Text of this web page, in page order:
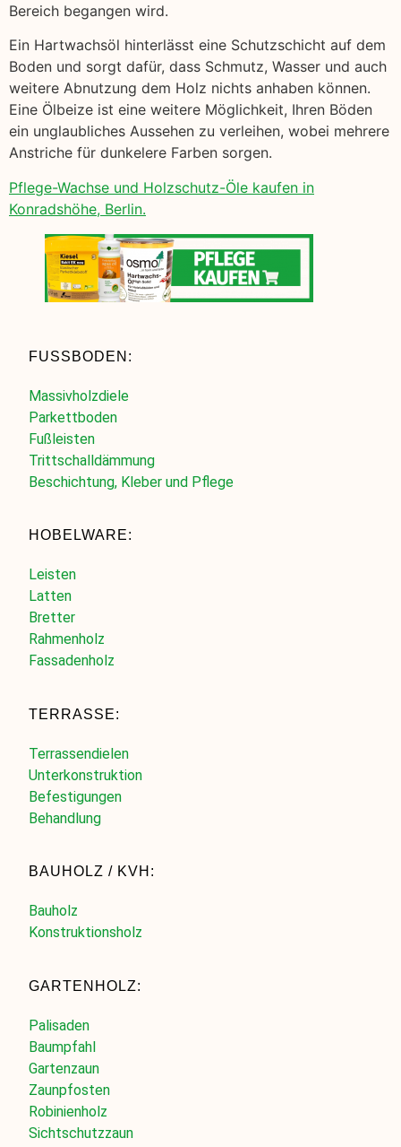
Bereich begangen wird.
Ein Hartwachsöl hinterlässt eine Schutzschicht auf dem
Boden und sorgt dafür, dass Schmutz, Wasser und auch
weitere Abnutzung dem Holz nichts anhaben können.
Eine Ölbeize ist eine weitere Möglichkeit, Ihren Böden
ein unglaubliches Aussehen zu verleihen, wobei mehrere
Anstriche für dunkelere Farben sorgen.
Pflege-Wachse und Holzschutz-Öle kaufen in
Konradshöhe, Berlin.
FUSSBODEN:
Massivholzdiele
Parkettboden
Fußleisten
Trittschalldämmung
Beschichtung, Kleber und Pflege
HOBELWARE:
Leisten
Latten
Bretter
Rahmenholz
Fassadenholz
TERRASSE:
Terrassendielen
Unterkonstruktion
Befestigungen
Behandlung
BAUHOLZ / KVH:
Bauholz
Konstruktionsholz
GARTENHOLZ:
Palisaden
Baumpfahl
Gartenzaun
Zaunpfosten
Robinienholz
Sichtschutzzaun